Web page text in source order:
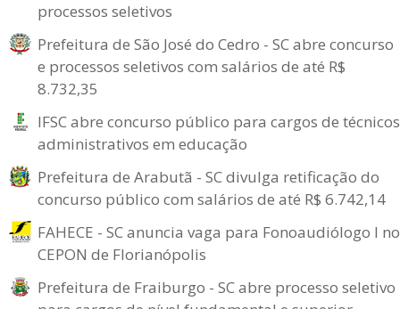
processos seletivos
Prefeitura de São José do Cedro - SC abre concurso
e processos seletivos com salários de até R$
8.732,35
IFSC abre concurso público para cargos de técnicos
administrativos em educação
Prefeitura de Arabutã - SC divulga retificação do
concurso público com salários de até R$ 6.742,14
FAHECE - SC anuncia vaga para Fonoaudiólogo I no
CEPON de Florianópolis
Prefeitura de Fraiburgo - SC abre processo seletivo